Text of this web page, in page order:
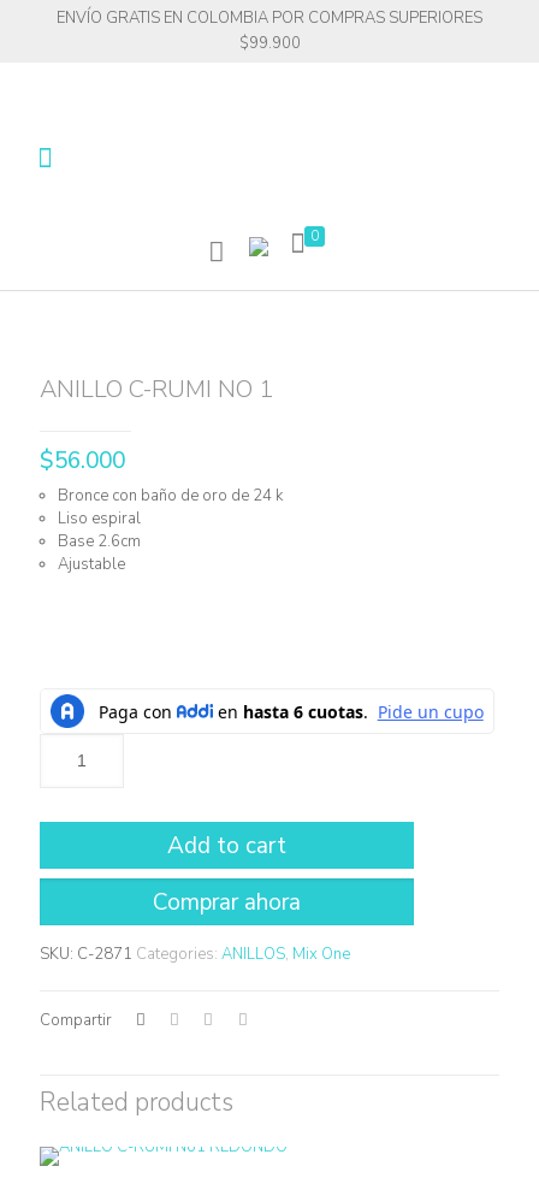
ENVÍO GRATIS EN COLOMBIA POR COMPRAS SUPERIORES
$99.900
0
ANILLO C-RUMI NO 1
$56.000
Bronce con baño de oro de 24 k
Liso espiral
Base 2.6cm
Ajustable
Add to cart
SKU: C-2871 Categories: ANILLOS, Mix One
Compartir
Related products